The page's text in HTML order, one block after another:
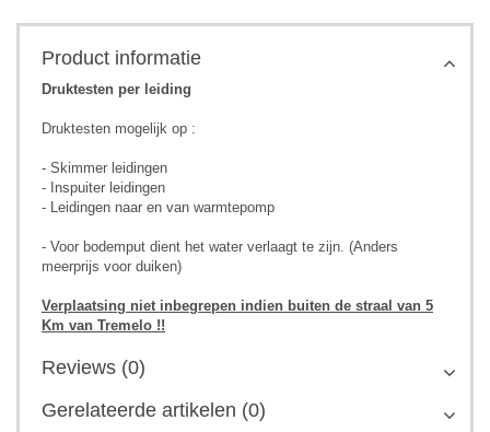
Product informatie
Druktesten per leiding
Druktesten mogelijk op :
- Skimmer leidingen
- Inspuiter leidingen
- Leidingen naar en van warmtepomp
- Voor bodemput dient het water verlaagt te zijn. (Anders
meerprijs voor duiken)
Verplaatsing niet inbegrepen indien buiten de straal van 5
Km van Tremelo !!
Reviews (0)
Gerelateerde artikelen (0)